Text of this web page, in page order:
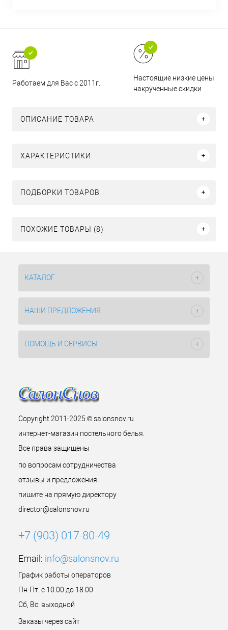
Работаем для Вас с 2011г.
Настоящие низкие цены и
накрученные скидки
ОПИСАНИЕ ТОВАРА
ХАРАКТЕРИСТИКИ
ПОДБОРКИ ТОВАРОВ
ПОХОЖИЕ ТОВАРЫ (8)
КАТАЛОГ
НАШИ ПРЕДЛОЖЕНИЯ
ПОМОЩЬ И СЕРВИСЫ
Copyright 2011-2025 © salonsnov.ru
интернет-магазин постельного белья.
Все права защищены
по вопросам сотрудничества
отзывы и предложения.
пишите на прямую директору
director@salonsnov.ru
+7 (903) 017-80-49
Email: info@salonsnov.ru
График работы операторов
Пн-Пт: с 10:00 до 18:00
Сб, Вс: выходной
Заказы через сайт